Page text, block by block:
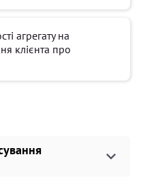
агрегату на
клієнта про